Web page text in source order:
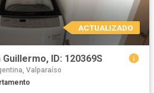
ACTUALIZADO
ID: 120369S
Valparaíso